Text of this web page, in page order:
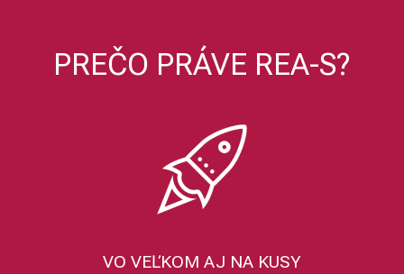
PREČO PRÁVE REA-S?
VO VEĽKOM AJ NA KUSY